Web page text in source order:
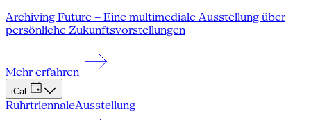
Archiving Future – Eine multimediale Ausstellung über
persönliche Zukunftsvorstellungen
Mehr erfahren
iCal
RuhrtriennaleAusstellung